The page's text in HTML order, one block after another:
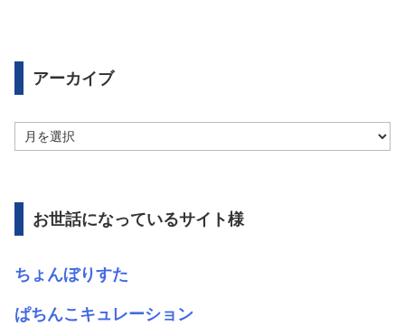
アーカイブ
ー
ブ
お世話になっているサイト様
ちょんぼりすた
ぱちんこキュレーション